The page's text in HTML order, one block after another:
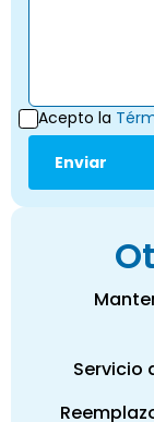
Acepto la
Servicio